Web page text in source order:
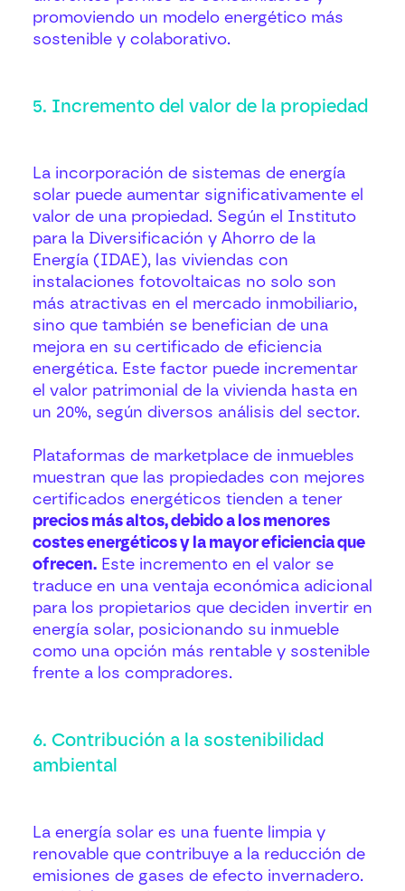
promoviendo un modelo energético más
sostenible y colaborativo.
5. Incremento del valor de la propiedad
La incorporación de sistemas de energía
solar puede aumentar significativamente el
valor de una propiedad. Según el Instituto
para la Diversificación y Ahorro de la
Energía (IDAE), las viviendas con
instalaciones fotovoltaicas no solo son
más atractivas en el mercado inmobiliario,
sino que también se benefician de una
mejora en su certificado de eficiencia
energética. Este factor puede incrementar
el valor patrimonial de la vivienda hasta en
un 20%, según diversos análisis del sector.
Plataformas de marketplace de inmuebles
muestran que las propiedades con mejores
certificados energéticos tienden a tener
precios más altos, debido a los menores
costes energéticos y la mayor eficiencia que
ofrecen. Este incremento en el valor se
traduce en una ventaja económica adicional
para los propietarios que deciden invertir en
energía solar, posicionando su inmueble
como una opción más rentable y sostenible
frente a los compradores.
6. Contribución a la sostenibilidad
ambiental
La energía solar es una fuente limpia y
renovable que contribuye a la reducción de
emisiones de gases de efecto invernadero.